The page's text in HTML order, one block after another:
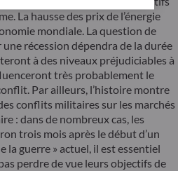
La hausse des prix de l’énergie
mondiale. La question de
récession dépendra de la durée
à des niveaux préjudiciables à
très probablement le
Par ailleurs, l’histoire montre
conflits militaires sur les marchés
: dans de nombreux cas, les
trois mois après le début d’un
la guerre » actuel, il est essentiel
perdre de vue leurs objectifs de